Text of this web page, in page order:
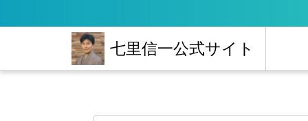
七里信一公式サイト